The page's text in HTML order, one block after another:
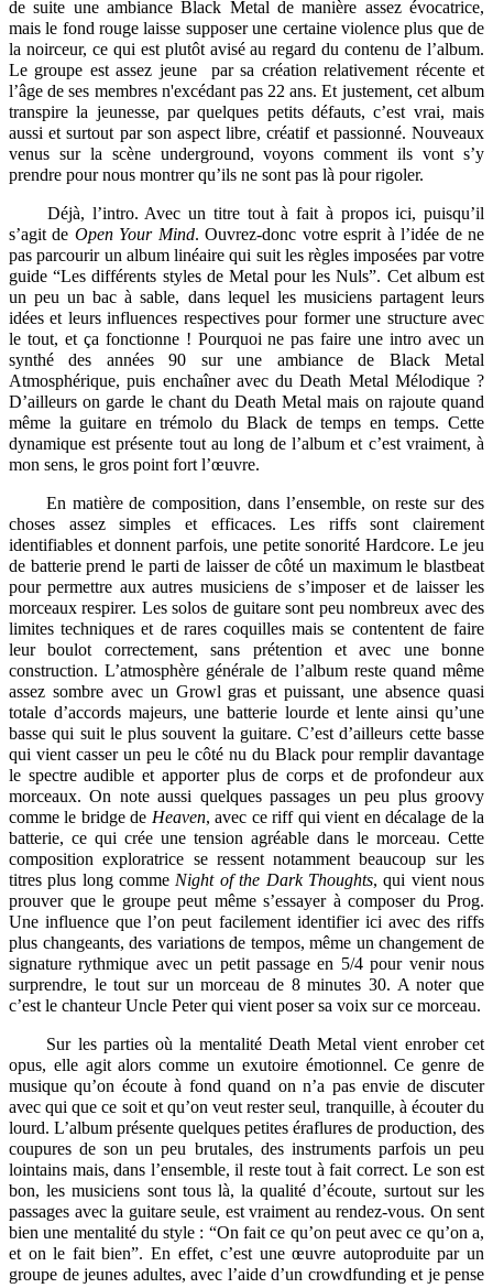
de suite une ambiance Black Metal de manière assez évocatrice,
mais le fond rouge laisse supposer une certaine violence plus que de
la noirceur, ce qui est plutôt avisé au regard du contenu de l’album.
Le groupe est assez jeune par sa création relativement récente et
l’âge de ses membres n'excédant pas 22 ans. Et justement, cet album
transpire la jeunesse, par quelques petits défauts, c’est vrai, mais
aussi et surtout par son aspect libre, créatif et passionné. Nouveaux
venus sur la scène underground, voyons comment ils vont s’y
prendre pour nous montrer qu’ils ne sont pas là pour rigoler.
Déjà, l’intro. Avec un titre tout à fait à propos ici, puisqu’il
s’agit de Open Your Mind. Ouvrez-donc votre esprit à l’idée de ne
pas parcourir un album linéaire qui suit les règles imposées par votre
guide “Les différents styles de Metal pour les Nuls”. Cet album est
un peu un bac à sable, dans lequel les musiciens partagent leurs
idées et leurs influences respectives pour former une structure avec
le tout, et ça fonctionne ! Pourquoi ne pas faire une intro avec un
synthé des années 90 sur une ambiance de Black Metal
Atmosphérique, puis enchaîner avec du Death Metal Mélodique ?
D’ailleurs on garde le chant du Death Metal mais on rajoute quand
même la guitare en trémolo du Black de temps en temps. Cette
dynamique est présente tout au long de l’album et c’est vraiment, à
mon sens, le gros point fort l’œuvre.
En matière de composition, dans l’ensemble, on reste sur des
choses assez simples et efficaces. Les riffs sont clairement
identifiables et donnent parfois, une petite sonorité Hardcore. Le jeu
de batterie prend le parti de laisser de côté un maximum le blastbeat
pour permettre aux autres musiciens de s’imposer et de laisser les
morceaux respirer. Les solos de guitare sont peu nombreux avec des
limites techniques et de rares coquilles mais se contentent de faire
leur boulot correctement, sans prétention et avec une bonne
construction. L’atmosphère générale de l’album reste quand même
assez sombre avec un Growl gras et puissant, une absence quasi
totale d’accords majeurs, une batterie lourde et lente ainsi qu’une
basse qui suit le plus souvent la guitare. C’est d’ailleurs cette basse
qui vient casser un peu le côté nu du Black pour remplir davantage
le spectre audible et apporter plus de corps et de profondeur aux
morceaux. On note aussi quelques passages un peu plus groovy
comme le bridge de Heaven, avec ce riff qui vient en décalage de la
batterie, ce qui crée une tension agréable dans le morceau. Cette
composition exploratrice se ressent notamment beaucoup sur les
titres plus long comme Night of the Dark Thoughts, qui vient nous
prouver que le groupe peut même s’essayer à composer du Prog.
Une influence que l’on peut facilement identifier ici avec des riffs
plus changeants, des variations de tempos, même un changement de
signature rythmique avec un petit passage en 5/4 pour venir nous
surprendre, le tout sur un morceau de 8 minutes 30. A noter que
c’est le chanteur Uncle Peter qui vient poser sa voix sur ce morceau.
Sur les parties où la mentalité Death Metal vient enrober cet
opus, elle agit alors comme un exutoire émotionnel. Ce genre de
musique qu’on écoute à fond quand on n’a pas envie de discuter
avec qui que ce soit et qu’on veut rester seul, tranquille, à écouter du
lourd. L’album présente quelques petites éraflures de production, des
coupures de son un peu brutales, des instruments parfois un peu
lointains mais, dans l’ensemble, il reste tout à fait correct. Le son est
bon, les musiciens sont tous là, la qualité d’écoute, surtout sur les
passages avec la guitare seule, est vraiment au rendez-vous. On sent
bien une mentalité du style : “On fait ce qu’on peut avec ce qu’on a,
et on le fait bien”. En effet, c’est une œuvre autoproduite par un
groupe de jeunes adultes, avec l’aide d’un crowdfunding et je pense